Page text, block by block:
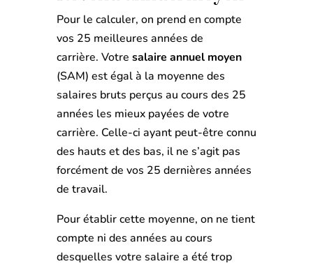
Pour le calculer, on prend en compte
vos 25 meilleures années de
carrière. Votre salaire annuel moyen
(SAM) est égal à la moyenne des
salaires bruts perçus au cours des 25
années les mieux payées de votre
carrière. Celle-ci ayant peut-être connu
des hauts et des bas, il ne s’agit pas
forcément de vos 25 dernières années
de travail.
Pour établir cette moyenne, on ne tient
compte ni des années au cours
desquelles votre salaire a été trop